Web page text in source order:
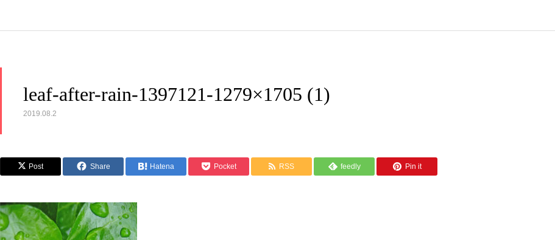
leaf-after-rain-1397121-1279×1705 (1)
2019.08.2
Post Share Hatena Pocket RSS feedly Pin it